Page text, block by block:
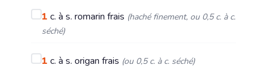
1 c. à s. romarin frais (haché finement, ou 0,5 c. à c.
séché)
1 c. à s. origan frais (ou 0,5 c. à c. séché)